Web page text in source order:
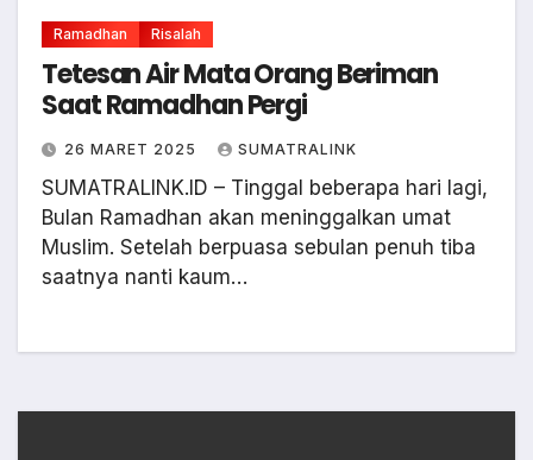
Ramadhan Risalah
Tetesan Air Mata Orang Beriman
Saat Ramadhan Pergi
26 MARET 2025 SUMATRALINK
SUMATRALINK.ID – Tinggal beberapa hari lagi,
Bulan Ramadhan akan meninggalkan umat
Muslim. Setelah berpuasa sebulan penuh tiba
saatnya nanti kaum…